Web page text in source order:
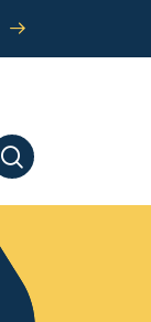
RECHERCHER